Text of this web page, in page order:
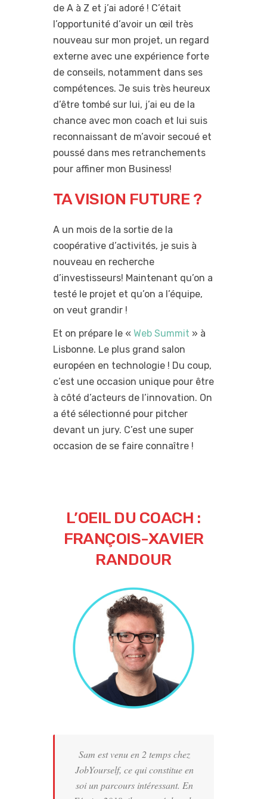
de A à Z et j’ai adoré ! C’était
l’opportunité d’avoir un œil très
nouveau sur mon projet, un regard
externe avec une expérience forte
de conseils, notamment dans ses
compétences. Je suis très heureux
d’être tombé sur lui, j’ai eu de la
chance avec mon coach et lui suis
reconnaissant de m’avoir secoué et
poussé dans mes retranchements
pour affiner mon Business!
TA VISION FUTURE ?
A un mois de la sortie de la
coopérative d’activités, je suis à
nouveau en recherche
d’investisseurs! Maintenant qu’on a
testé le projet et qu’on a l’équipe,
on veut grandir !
Et on prépare le « Web Summit » à
Lisbonne. Le plus grand salon
européen en technologie ! Du coup,
c’est une occasion unique pour être
à côté d’acteurs de l’innovation. On
a été sélectionné pour pitcher
devant un jury. C’est une super
occasion de se faire connaître !
L’OEIL DU COACH :
FRANÇOIS-XAVIER
RANDOUR
Sam est venu en 2 temps chez
JobYourself, ce qui constitue en
soi un parcours intéressant. En